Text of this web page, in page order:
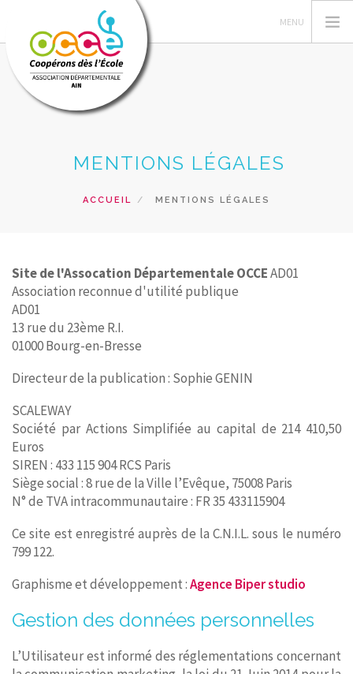
GERER SA COOPERATIVE
RECHERCHER
CONTACT
MENTIONS LÉGALES
ACCUEIL MENTIONS LÉGALES
Site de l'Assocation Départementale OCCEAD01
Association reconnue d'utilité publique
AD01
13 rue du 23ème R.I.
01000 Bourg-en-Bresse
Directeur de la publication : Sophie GENIN
SCALEWAY
Société par Actions Simplifiée au capital de 214 410,50
Euros
SIREN : 433 115 904 RCS Paris
Siège social : 8 rue de la Ville l’Evêque, 75008 Paris
N° de TVA intracommunautaire : FR 35 433115904
Ce site est enregistré auprès de la C.N.I.L. sous le numéro
799 122.
Graphisme et développement :Agence Biper studio
Gestion des données personnelles
L’Utilisateur est informé des réglementations concernant